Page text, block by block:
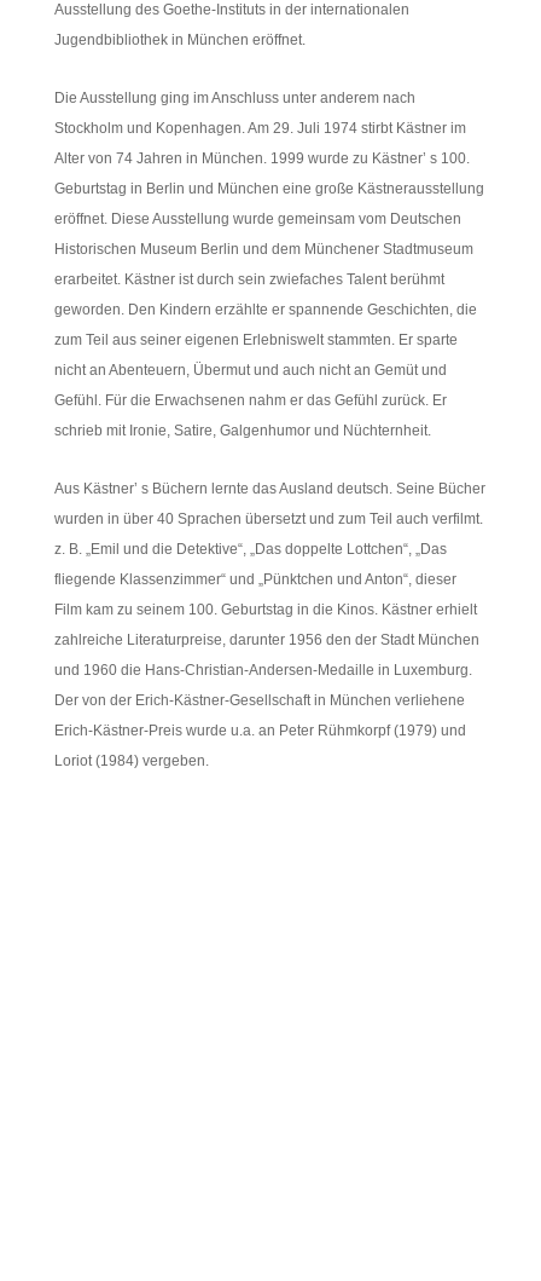
Ausstellung des Goethe-Instituts in der internationalen
Jugendbibliothek in München eröffnet.
Die Ausstellung ging im Anschluss unter anderem nach
Stockholm und Kopenhagen. Am 29. Juli 1974 stirbt Kästner im
Alter von 74 Jahren in München. 1999 wurde zu Kästner’ s 100.
Geburtstag in Berlin und München eine große Kästnerausstellung
eröffnet. Diese Ausstellung wurde gemeinsam vom Deutschen
Historischen Museum Berlin und dem Münchener Stadtmuseum
erarbeitet. Kästner ist durch sein zwiefaches Talent berühmt
geworden. Den Kindern erzählte er spannende Geschichten, die
zum Teil aus seiner eigenen Erlebniswelt stammten. Er sparte
nicht an Abenteuern, Übermut und auch nicht an Gemüt und
Gefühl. Für die Erwachsenen nahm er das Gefühl zurück. Er
schrieb mit Ironie, Satire, Galgenhumor und Nüchternheit.
Aus Kästner’ s Büchern lernte das Ausland deutsch. Seine Bücher
wurden in über 40 Sprachen übersetzt und zum Teil auch verfilmt.
z. B. „Emil und die Detektive“, „Das doppelte Lottchen“, „Das
fliegende Klassenzimmer“ und „Pünktchen und Anton“, dieser
Film kam zu seinem 100. Geburtstag in die Kinos. Kästner erhielt
zahlreiche Literaturpreise, darunter 1956 den der Stadt München
und 1960 die Hans-Christian-Andersen-Medaille in Luxemburg.
Der von der Erich-Kästner-Gesellschaft in München verliehene
Erich-Kästner-Preis wurde u.a. an Peter Rühmkorpf (1979) und
Loriot (1984) vergeben.